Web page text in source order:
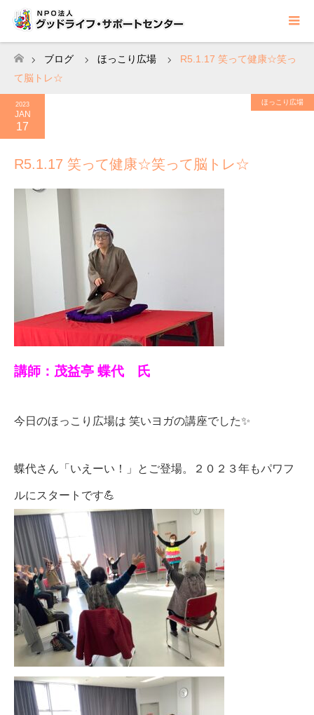
ホーム
ブログ ほっこり広場
R5.1.17 笑って健康☆笑っ
て脳トレ☆
2023
JAN
17
ほっこり広場
R5.1.17 笑って健康☆笑って脳トレ☆
講師：茂益亭 蝶代 氏
今日のほっこり広場は 笑いヨガの講座でした✨
蝶代さん「いえーい！」とご登場。２０２３年もパワフ
ルにスタートです💪